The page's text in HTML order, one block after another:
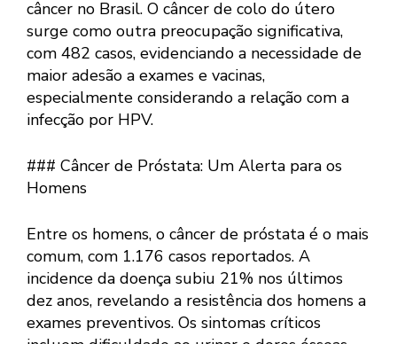
câncer no Brasil. O câncer de colo do útero
surge como outra preocupação significativa,
com 482 casos, evidenciando a necessidade de
maior adesão a exames e vacinas,
especialmente considerando a relação com a
infecção por HPV.
### Câncer de Próstata: Um Alerta para os
Homens
Entre os homens, o câncer de próstata é o mais
comum, com 1.176 casos reportados. A
incidence da doença subiu 21% nos últimos
dez anos, revelando a resistência dos homens a
exames preventivos. Os sintomas críticos